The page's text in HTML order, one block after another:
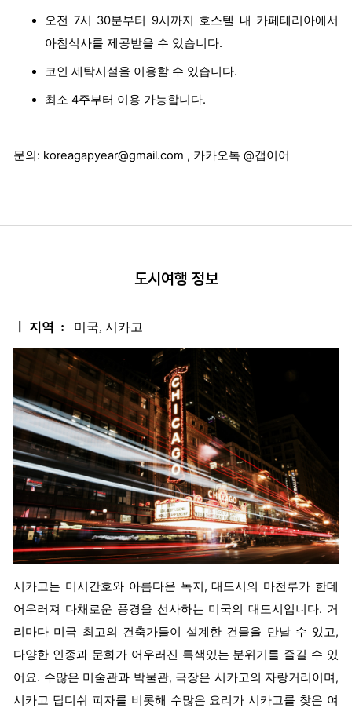
오전 7시 30분부터 9시까지 호스텔 내 카페테리아에서
아침식사를 제공받을 수 있습니다.
코인 세탁시설을 이용할 수 있습니다.
최소 4주부터 이용 가능합니다.
문의: koreagapyear@gmail.com , 카카오톡 @갭이어
도시여행 정보
ㅣ 지역 : 미국, 시카고
시카고는 미시간호와 아름다운 녹지, 대도시의 마천루가 한데
어우러져 다채로운 풍경을 선사하는 미국의 대도시입니다. 거
리마다 미국 최고의 건축가들이 설계한 건물을 만날 수 있고,
다양한 인종과 문화가 어우러진 특색있는 분위기를 즐길 수 있
어요. 수많은 미술관과 박물관, 극장은 시카고의 자랑거리이며,
시카고 딥디쉬 피자를 비롯해 수많은 요리가 시카고를 찾은 여